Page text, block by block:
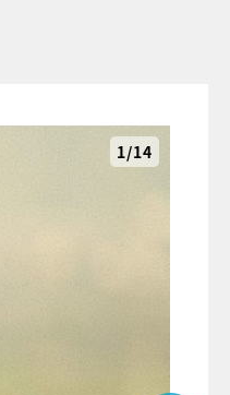
1/14